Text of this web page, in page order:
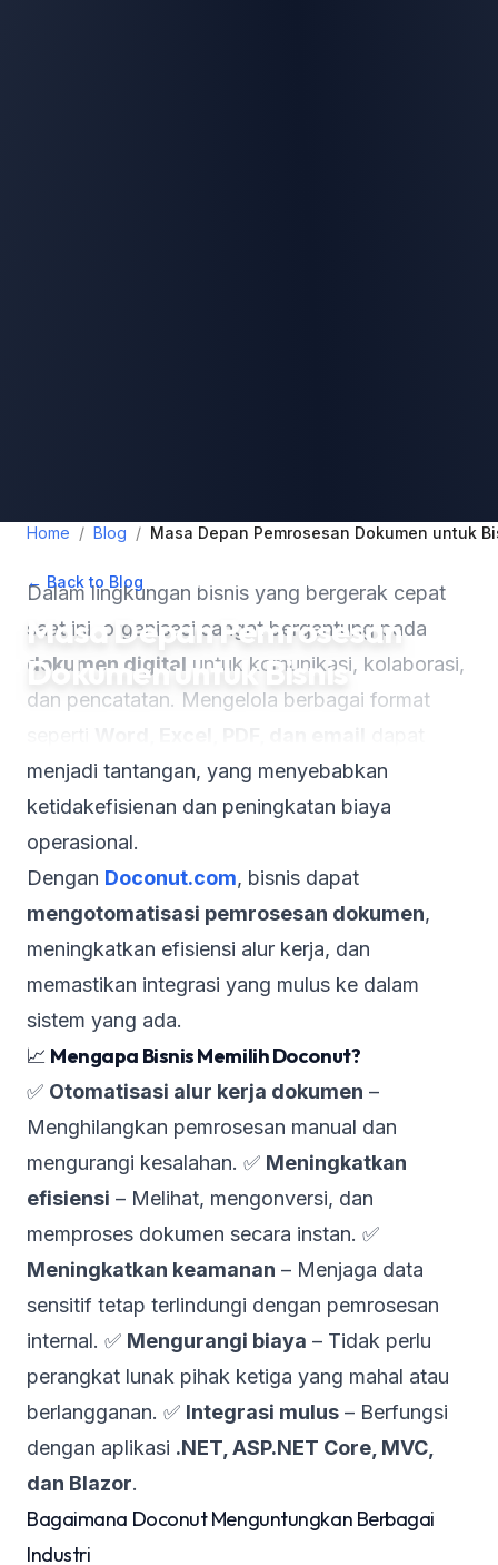
Home / Blog / Masa Depan Pemrosesan Dokumen untuk
← Back to Blog March 21, 2025 min read
Masa Depan Pemrosesan
Dokumen untuk Bisnis
Dalam lingkungan bisnis yang bergerak cepat
saat ini, organisasi sangat bergantung pada
dokumen digital untuk komunikasi, kolaborasi,
dan pencatatan. Mengelola berbagai format
menjadi tantangan, yang menyebabkan
ketidakefisienan dan peningkatan biaya
operasional.
Dengan Doconut.com, bisnis dapat
mengotomatisasi pemrosesan dokumen,
meningkatkan efisiensi alur kerja, dan
memastikan integrasi yang mulus ke dalam
sistem yang ada.
📈 Mengapa Bisnis Memilih Doconut?
✅ Otomatisasi alur kerja dokumen –
Menghilangkan pemrosesan manual dan
mengurangi kesalahan. ✅ Meningkatkan
efisiensi – Melihat, mengonversi, dan
memproses dokumen secara instan. ✅
Meningkatkan keamanan – Menjaga data
sensitif tetap terlindungi dengan pemrosesan
internal. ✅ Mengurangi biaya – Tidak perlu
perangkat lunak pihak ketiga yang mahal atau
berlangganan. ✅ Integrasi mulus – Berfungsi
dengan aplikasi .NET, ASP.NET Core, MVC,
dan Blazor.
Bagaimana Doconut Menguntungkan Berbagai
Industri